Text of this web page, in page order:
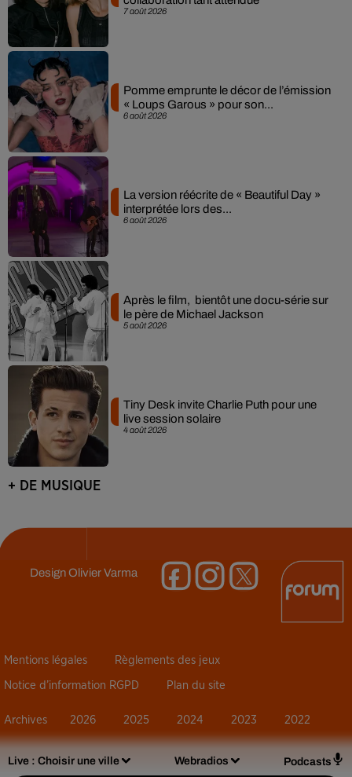
Live : Choisir une ville Webradios Podcasts
7 août 2026
6 août 2026
Pomme emprunte le décor de l’émission
« Loups Garous » pour son...
6 août 2026
La version réécrite de « Beautiful Day »
interprétée lors des...
5 août 2026
Après le film, bientôt une docu-série sur
le père de Michael Jackson
4 août 2026
Tiny Desk invite Charlie Puth pour une
live session solaire
+ DE MUSIQUE
DesignOlivier Varma
Mentions légales Règlements des jeux
Notice d’information RGPD Plan du site
Archives 2026 2025 2024 2023 2022